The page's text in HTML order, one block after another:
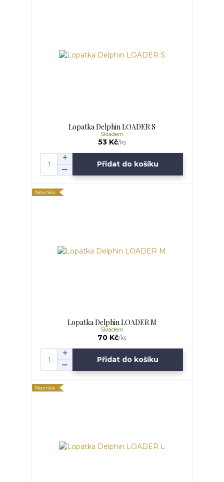
Lopatka Delphin LOADER S
53 Kč/ks
Skladem
Přidat do košíku
Novinka
Lopatka Delphin LOADER M
70 Kč/ks
Skladem
Přidat do košíku
Novinka